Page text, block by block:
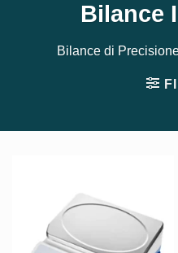
Bilance
Bilance di